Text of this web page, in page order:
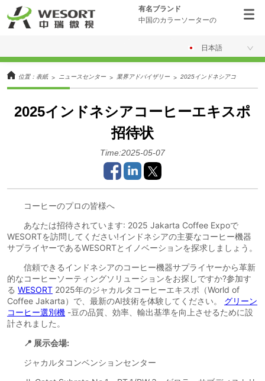
有名ブランド
中国のカラーソーターの
日本語
位置： 表紙 > ニュースセンター > 業界アドバイザリー > 2025インドネシアコーヒーエ
2025インドネシアコーヒーエキスポ
招待状
Time:2025-05-07